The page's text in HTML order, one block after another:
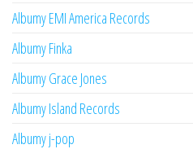
Albumy EMI America Records
Albumy Finka
Albumy Grace Jones
Albumy Island Records
Albumy j-pop